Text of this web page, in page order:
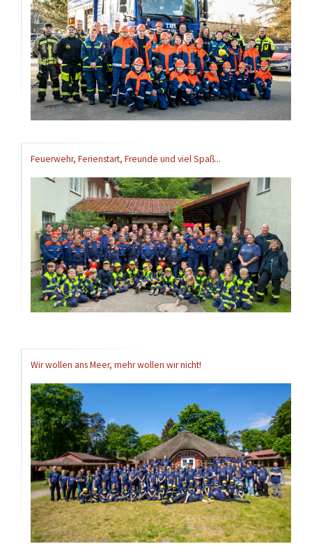
Feuerwehr, Ferienstart, Freunde und viel Spaß...
Wir wollen ans Meer, mehr wollen wir nicht!